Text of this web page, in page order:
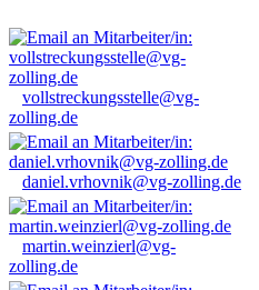
vollstreckungsstelle@vg-
zolling.de
daniel.vrhovnik@vg-zolling.de
martin.weinzierl@vg-
zolling.de